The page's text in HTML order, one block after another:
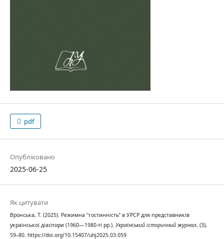
pdf
Опубліковано
2025-06-25
Як цитувати
Вронська, Т. (2025). Режимна "гостинність" в УРСР для представників
української діаспори (1960—1980-ті рр.). Український історичний журнал, (3),
59–80. https://doi.org/10.15407/uhj2025.03.059